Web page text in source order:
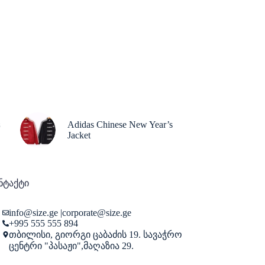
Adidas Chinese New Year’s
Jacket
info@size.ge |corporate@size.ge
+995 555 555 894
თბილისი, გიორგი ცაბაძის 19. სავაჭრო
ცენტრი "პასაჟი",მაღაზია 29.